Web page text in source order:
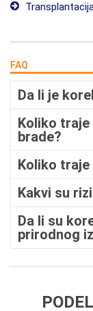
FAQ
Da li je
Koliko
brade?
Koliko
Kakvi su
Da li su
prirodnog